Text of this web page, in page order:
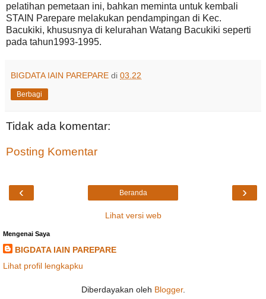
pelatihan pemetaan ini, bahkan meminta untuk kembali
STAIN Parepare melakukan pendampingan di Kec.
Bacukiki, khususnya di kelurahan Watang Bacukiki seperti
pada tahun1993-1995.
BIGDATA IAIN PAREPARE di 03.22
Berbagi
Tidak ada komentar:
Posting Komentar
‹ ›
Beranda
Lihat versi web
Mengenai Saya
BIGDATA IAIN PAREPARE
Lihat profil lengkapku
Diberdayakan oleh Blogger.